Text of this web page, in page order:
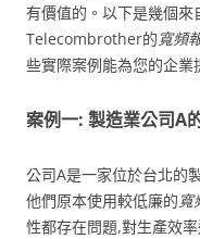
有價值的。以下是幾個
Telecombrother的 寬頻
些實際案例能為您的企業
案例一: 製造業公司A
公司A是一家位於台北的
他們原本使用較低廉的 寬
性都存在問題,對生產效